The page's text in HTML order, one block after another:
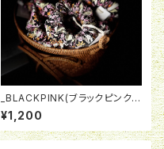
_BLACKPINK(ブラックピンク)_
ohana_ ときめきシュシュ
¥1,200